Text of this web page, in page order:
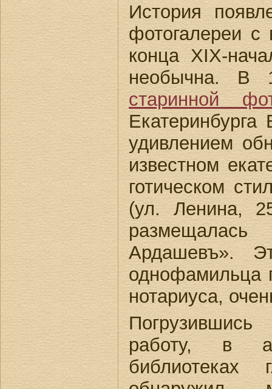
История
фотогалереи с
конца XIX-
необычна. В
старинной
удивлением
известном
готическом
(ул. Ленина,
размещалась
Ардашевъ».
однофамильца
нотариуса,
Погрузившись
работу, в
библиотеках